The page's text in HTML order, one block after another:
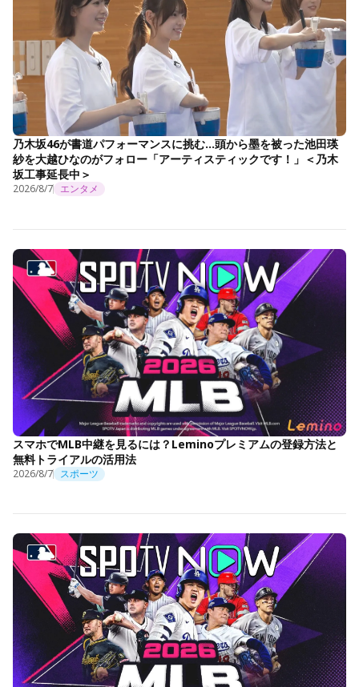
乃木坂46が書道パフォーマンスに挑む…頭から墨を被った池田瑛
紗を大越ひなのがフォロー「アーティスティックです！」＜乃木
坂工事延長中＞
2026/8/7 エンタメ
スマホでMLB中継を見るには？Leminoプレミアムの登録方法と
無料トライアルの活用法
2026/8/7 スポーツ